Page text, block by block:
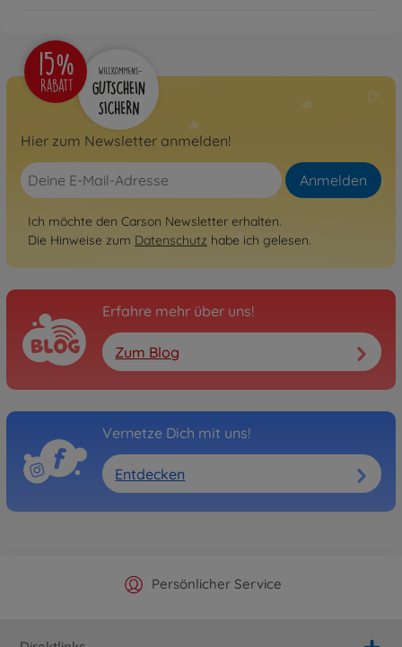
Hier zum Newsletter anmelden!
Anmelden
Ich möchte den Carson Newsletter erhalten.
Die Hinweise zum Datenschutz habe ich gelesen.
Erfahre mehr über uns!
Zum Blog
Vernetze Dich mit uns!
Entdecken
Offizieller Hersteller Shop
Persönlicher Service
Versandkostenfrei ab 25€
Schnelle Lieferung